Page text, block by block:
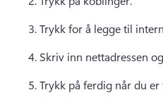
Trykk for å legge til
Skriv inn nettadressen
Trykk på ferdig når du er